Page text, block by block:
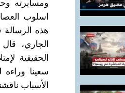
ومسايرته
اسلوب
الجاري،
الحقيقية
سعينا وراءه
الأسباب